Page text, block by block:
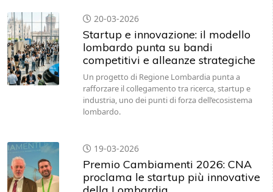
20-03-2026
Startup e innovazione: il modello
lombardo punta su bandi
competitivi e alleanze strategiche
Un progetto di Regione Lombardia punta a
rafforzare il collegamento tra ricerca, startup e
industria, uno dei punti di forza dell’ecosistema
lombardo.
19-03-2026
Premio Cambiamenti 2026: CNA
proclama le startup più innovative